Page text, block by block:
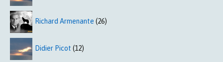
Richard Armenante (26)
Didier Picot (12)